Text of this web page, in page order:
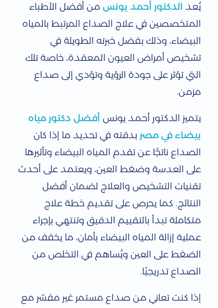
يُعد الدكتور أحمد يونس من أفضل الأطباء
المتخصصين في علاج الصداع المرتبط بالمياه
البيضاء، وذلك بفضل خبرته الطويلة في
تشخيص أمراض العيون المعقدة، خاصة تلك
التي تؤثر على جودة الرؤية وتؤدي إلى صداع
مزمن.
يتميز الدكتور أحمد يونس أفضل دكتور مياه
بيضاء في مصر بدقته في تحديد ما إذا كان
الصداع ناتجًا عن تقدم المياه البيضاء وتأثيرها
على العدسة وضغط العين، ويعتمد على أحدث
تقنيات التشخيص والعلاج لضمان أفضل
النتائج. كما يحرص على تقديم خطة علاج
متكاملة تبدأ بالتقييم الدقيق وتنتهي بإجراء
عملية إزالة المياه البيضاء بأمان، ما يخفف من
الضغط على العين ويُساهم في التخلص من
الصداع تدريجيًا.
إذا كنت تعاني من صداع مستمر غير مفسّر مع